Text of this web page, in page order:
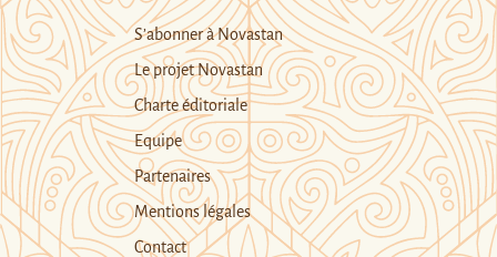
S’abonner à Novastan
Le projet Novastan
Charte éditoriale
Equipe
Partenaires
Mentions légales
Contact